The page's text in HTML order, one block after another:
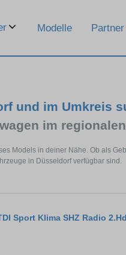
Modelle
und im Umkreis
im
Models in deiner Nähe. Ob als
in Düsseldorf verfügbar sind.
Sport Klima SHZ Radio